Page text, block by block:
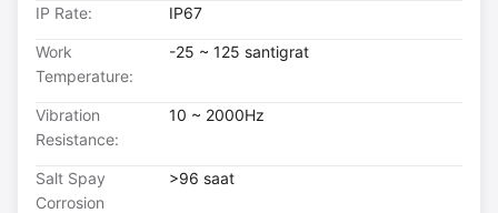
IP Rate: IP67
Work
Temperature:
-25 ~ 125 santigrat
Vibration
Resistance:
10 ~ 2000Hz
Salt Spay
Corrosion
>96 saat